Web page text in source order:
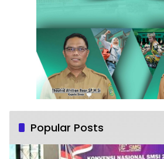
Popular Posts